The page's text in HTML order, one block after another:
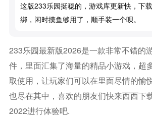
这版233乐园挺稳的，游戏库更新快，下
绑，闲时摸鱼够用了，顺手装一个呗。
233乐园最新版2026是一款非常不错的
件，里面汇集了海量的精品小游戏，超
取使用，让玩家们可以在里面尽情的愉
也尽在其中，喜欢的朋友们快来西西下
2022进行体验吧.